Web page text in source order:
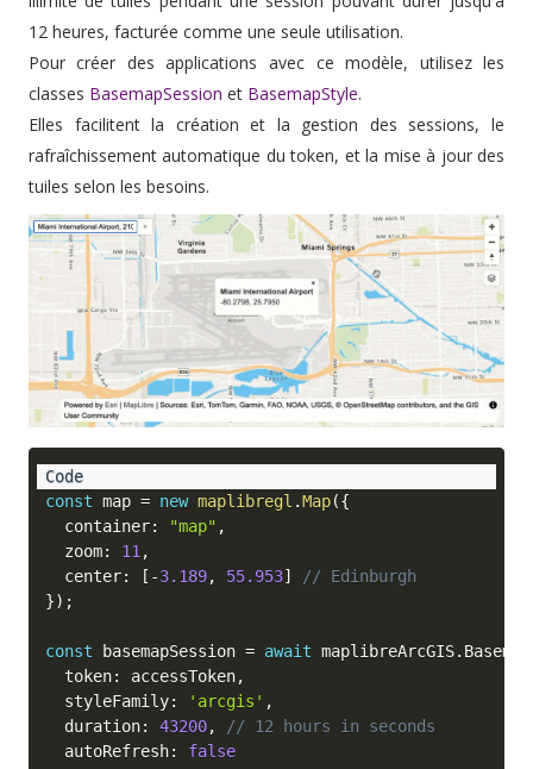
12 heures, facturée comme une seule utilisation.
Pour créer des applications avec ce modèle, utilisez les
classes BasemapSession et BasemapStyle.
Elles facilitent la création et la gestion des sessions, le
rafraîchissement automatique du token, et la mise à jour des
tuiles selon les besoins.
const map = new maplibregl .Map({
  container
: "map" ,
  zoom
: 11 ,
  center
: [ -3.189, 55.953]
// Edinburgh
}) ;
const basemapSession = await maplibreArcGIS.
  token
: accessToken,
  styleFamily
: 'arcgis' ,
  duration
: 43200,
// 12 hours in seconds
  autoRefresh
:
false